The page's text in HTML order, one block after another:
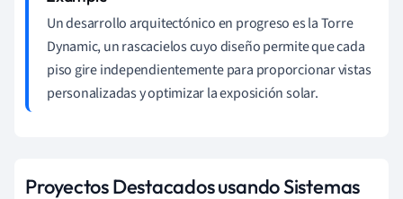
Un desarrollo arquitectónico en progreso es la Torre
Dynamic, un rascacielos cuyo diseño permite que cada
piso gire independientemente para proporcionar vistas
personalizadas y optimizar la exposición solar.
Proyectos Destacados usando Sistemas